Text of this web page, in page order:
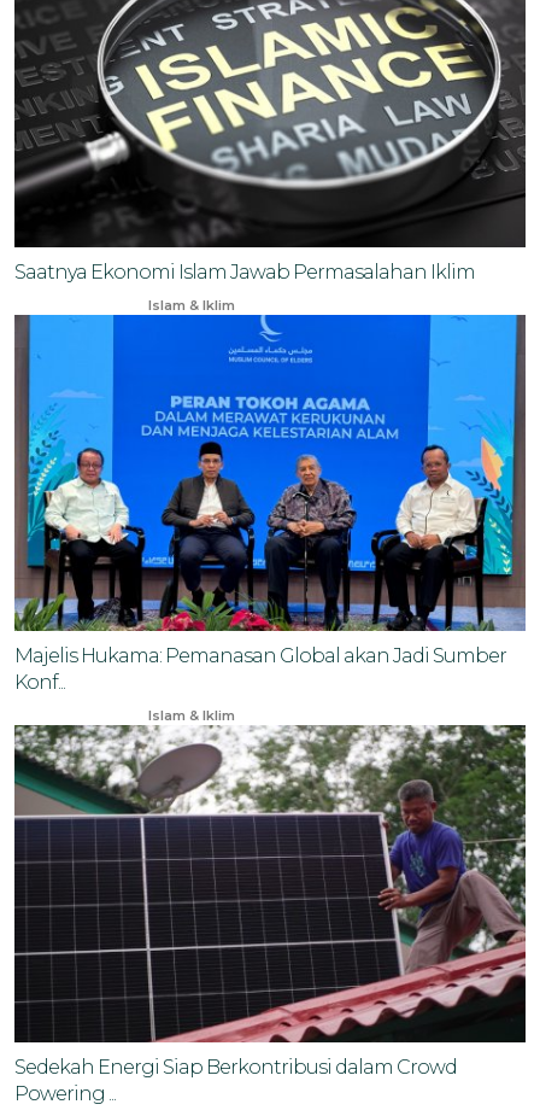
Saatnya Ekonomi Islam Jawab Permasalahan Iklim
Islam & Iklim
Majelis Hukama: Pemanasan Global akan Jadi Sumber
Konf...
Islam & Iklim
Sedekah Energi Siap Berkontribusi dalam Crowd
Powering ...